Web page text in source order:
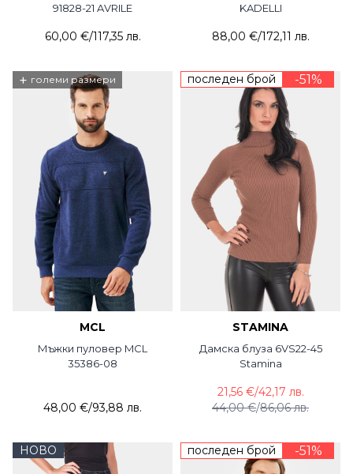
91828-21 AVRILE
60,00 €/117,35 лв.
KADELLI
88,00 €/172,11 лв.
+ големи размери
MCL
Мъжки пуловер MCL
35386-08
48,00 €/93,88 лв.
последен брой -51%
STAMINA
Дамска блуза 6VS22-45
Stamina
44,00 €/86,06 лв.
21,56 €/42,17 лв.
НОВО последен брой -51%